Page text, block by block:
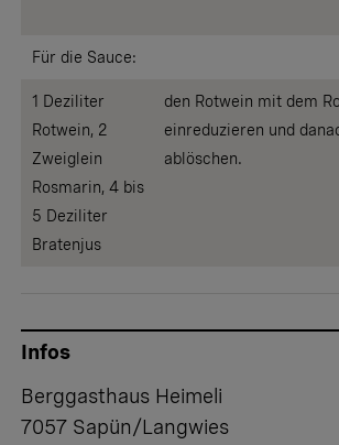
Für die Sauce:
1 Deziliter
Rotwein, 2
Zweiglein
Rosmarin, 4 bis
5 Deziliter
Bratenjus
den Rotwein mit dem
einreduzieren und
ablöschen.
Infos
Berggasthaus Heimeli
7057 Sapün/Langwies